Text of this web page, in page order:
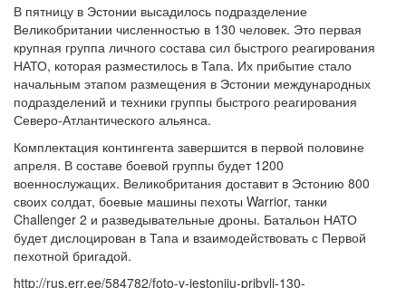
В пятницу в Эстонии высадилось подразделение
Великобритании численностью в 130 человек. Это первая
крупная группа личного состава сил быстрого реагирования
НАТО, которая разместилось в Тапа. Их прибытие стало
начальным этапом размещения в Эстонии международных
подразделений и техники группы быстрого реагирования
Северо-Атлантического альянса.
Комплектация контингента завершится в первой половине
апреля. В составе боевой группы будет 1200
военнослужащих. Великобритания доставит в Эстонию 800
своих солдат, боевые машины пехоты Warrior, танки
Challenger 2 и разведывательные дроны. Батальон НАТО
будет дислоцирован в Тапа и взаимодействовать с Первой
пехотной бригадой.
http://rus.err.ee/584782/foto-v-jestoniju-pribyli-130-